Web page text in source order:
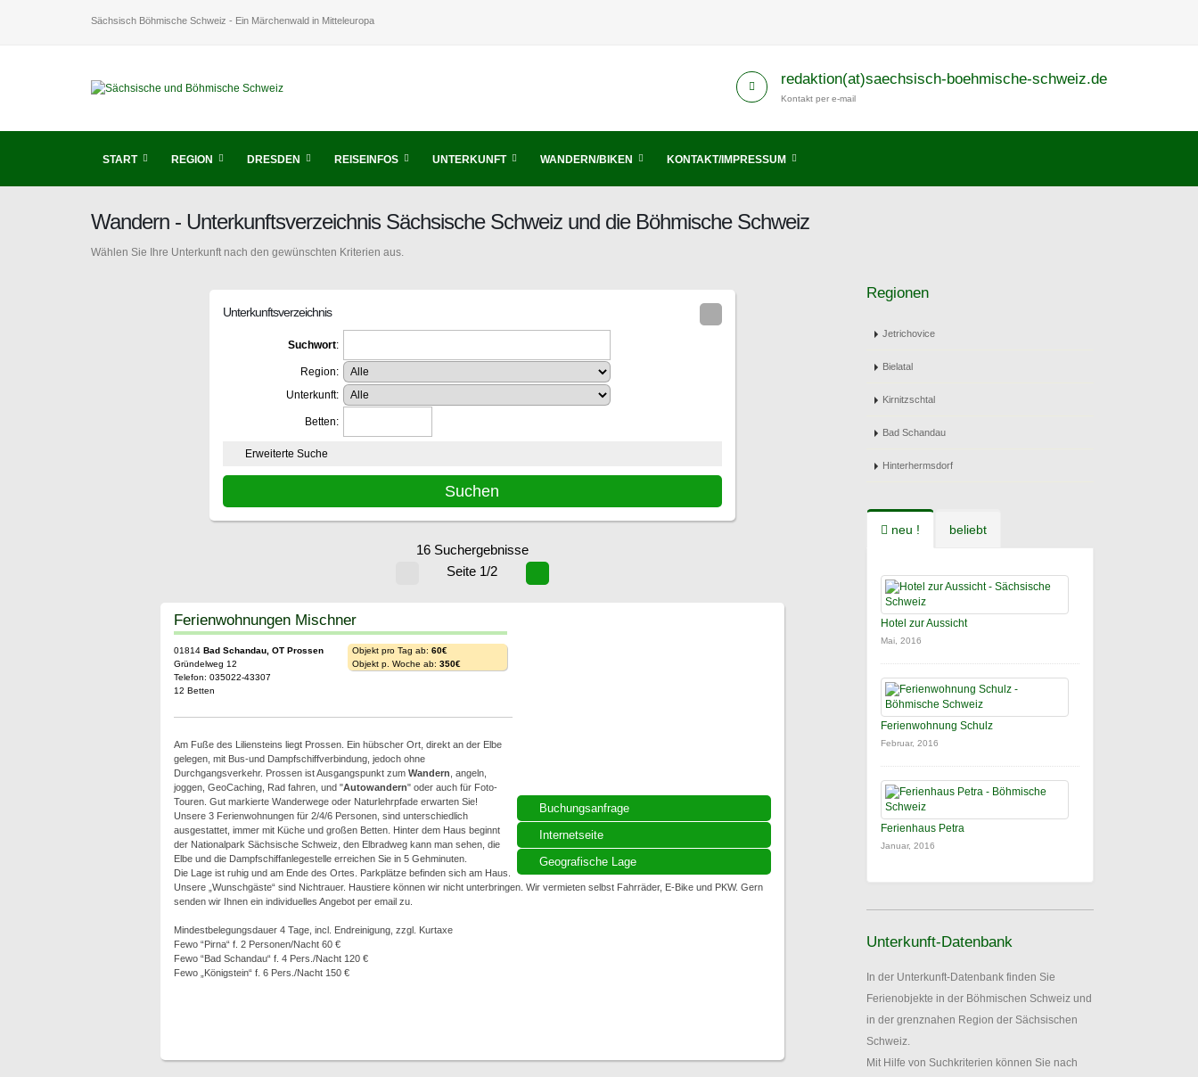
Sächsisch Böhmische Schweiz - Ein Märchenwald in Mitteleuropa
redaktion(at)saechsisch-boehmische-schweiz.de
Kontakt per e-mail
START REGION DRESDEN REISEINFOS UNTERKUNFT WANDERN/BIKEN KONTAKT/IMPRESSUM
Wandern - Unterkunftsverzeichnis Sächsische Schweiz und die Böhmische Schweiz
Wählen Sie Ihre Unterkunft nach den gewünschten Kriterien aus.
Unterkunftsverzeichnis
Suchwort:
Region:
Unterkunft:
Betten:
Erweiterte Suche
16 Suchergebnisse
Seite 1/2
Buchungsanfrage
Internetseite
Geografische Lage
Ferienwohnungen Mischner
01814 Bad Schandau, OT Prossen
Gründelweg 12
Telefon: 035022-43307
12 Betten
Objekt pro Tag ab: 60€
Objekt p. Woche ab: 350€
Am Fuße des Liliensteins liegt Prossen. Ein hübscher Ort, direkt an der Elbe
gelegen, mit Bus-und Dampfschiffverbindung, jedoch ohne
Durchgangsverkehr. Prossen ist Ausgangspunkt zum Wandern , angeln,
joggen, GeoCaching, Rad fahren, und "Autowandern" oder auch für Foto-
Touren. Gut markierte Wanderwege oder Naturlehrpfade erwarten Sie!
Unsere 3 Ferienwohnungen für 2/4/6 Personen, sind unterschiedlich
ausgestattet, immer mit Küche und großen Betten. Hinter dem Haus beginnt
der Nationalpark Sächsische Schweiz, den Elbradweg kann man sehen, die
Elbe und die Dampfschiffanlegestelle erreichen Sie in 5 Gehminuten.
Die Lage ist ruhig und am Ende des Ortes. Parkplätze befinden sich am Haus.
Unsere „Wunschgäste“ sind Nichtrauer. Haustiere können wir nicht unterbringen. Wir vermieten selbst Fahrräder, E-Bike und PKW. Gern
senden wir Ihnen ein individuelles Angebot per email zu.
Mindestbelegungsdauer 4 Tage, incl. Endreinigung, zzgl. Kurtaxe
Fewo “Pirna“ f. 2 Personen/Nacht 60 €
Fewo “Bad Schandau“ f. 4 Pers./Nacht 120 €
Fewo „Königstein“ f. 6 Pers./Nacht 150 €
Regionen
Jetrichovice
Bielatal
Kirnitzschtal
Bad Schandau
Hinterhermsdorf
neu ! beliebt
Hotel zur Aussicht
Mai, 2016
Ferienwohnung Schulz
Februar, 2016
Ferienhaus Petra
Januar, 2016
Unterkunft-Datenbank
In der Unterkunft-Datenbank finden Sie
Ferienobjekte in der Böhmischen Schweiz und
in der grenznahen Region der Sächsischen
Schweiz.
Mit Hilfe von Suchkriterien können Sie nach